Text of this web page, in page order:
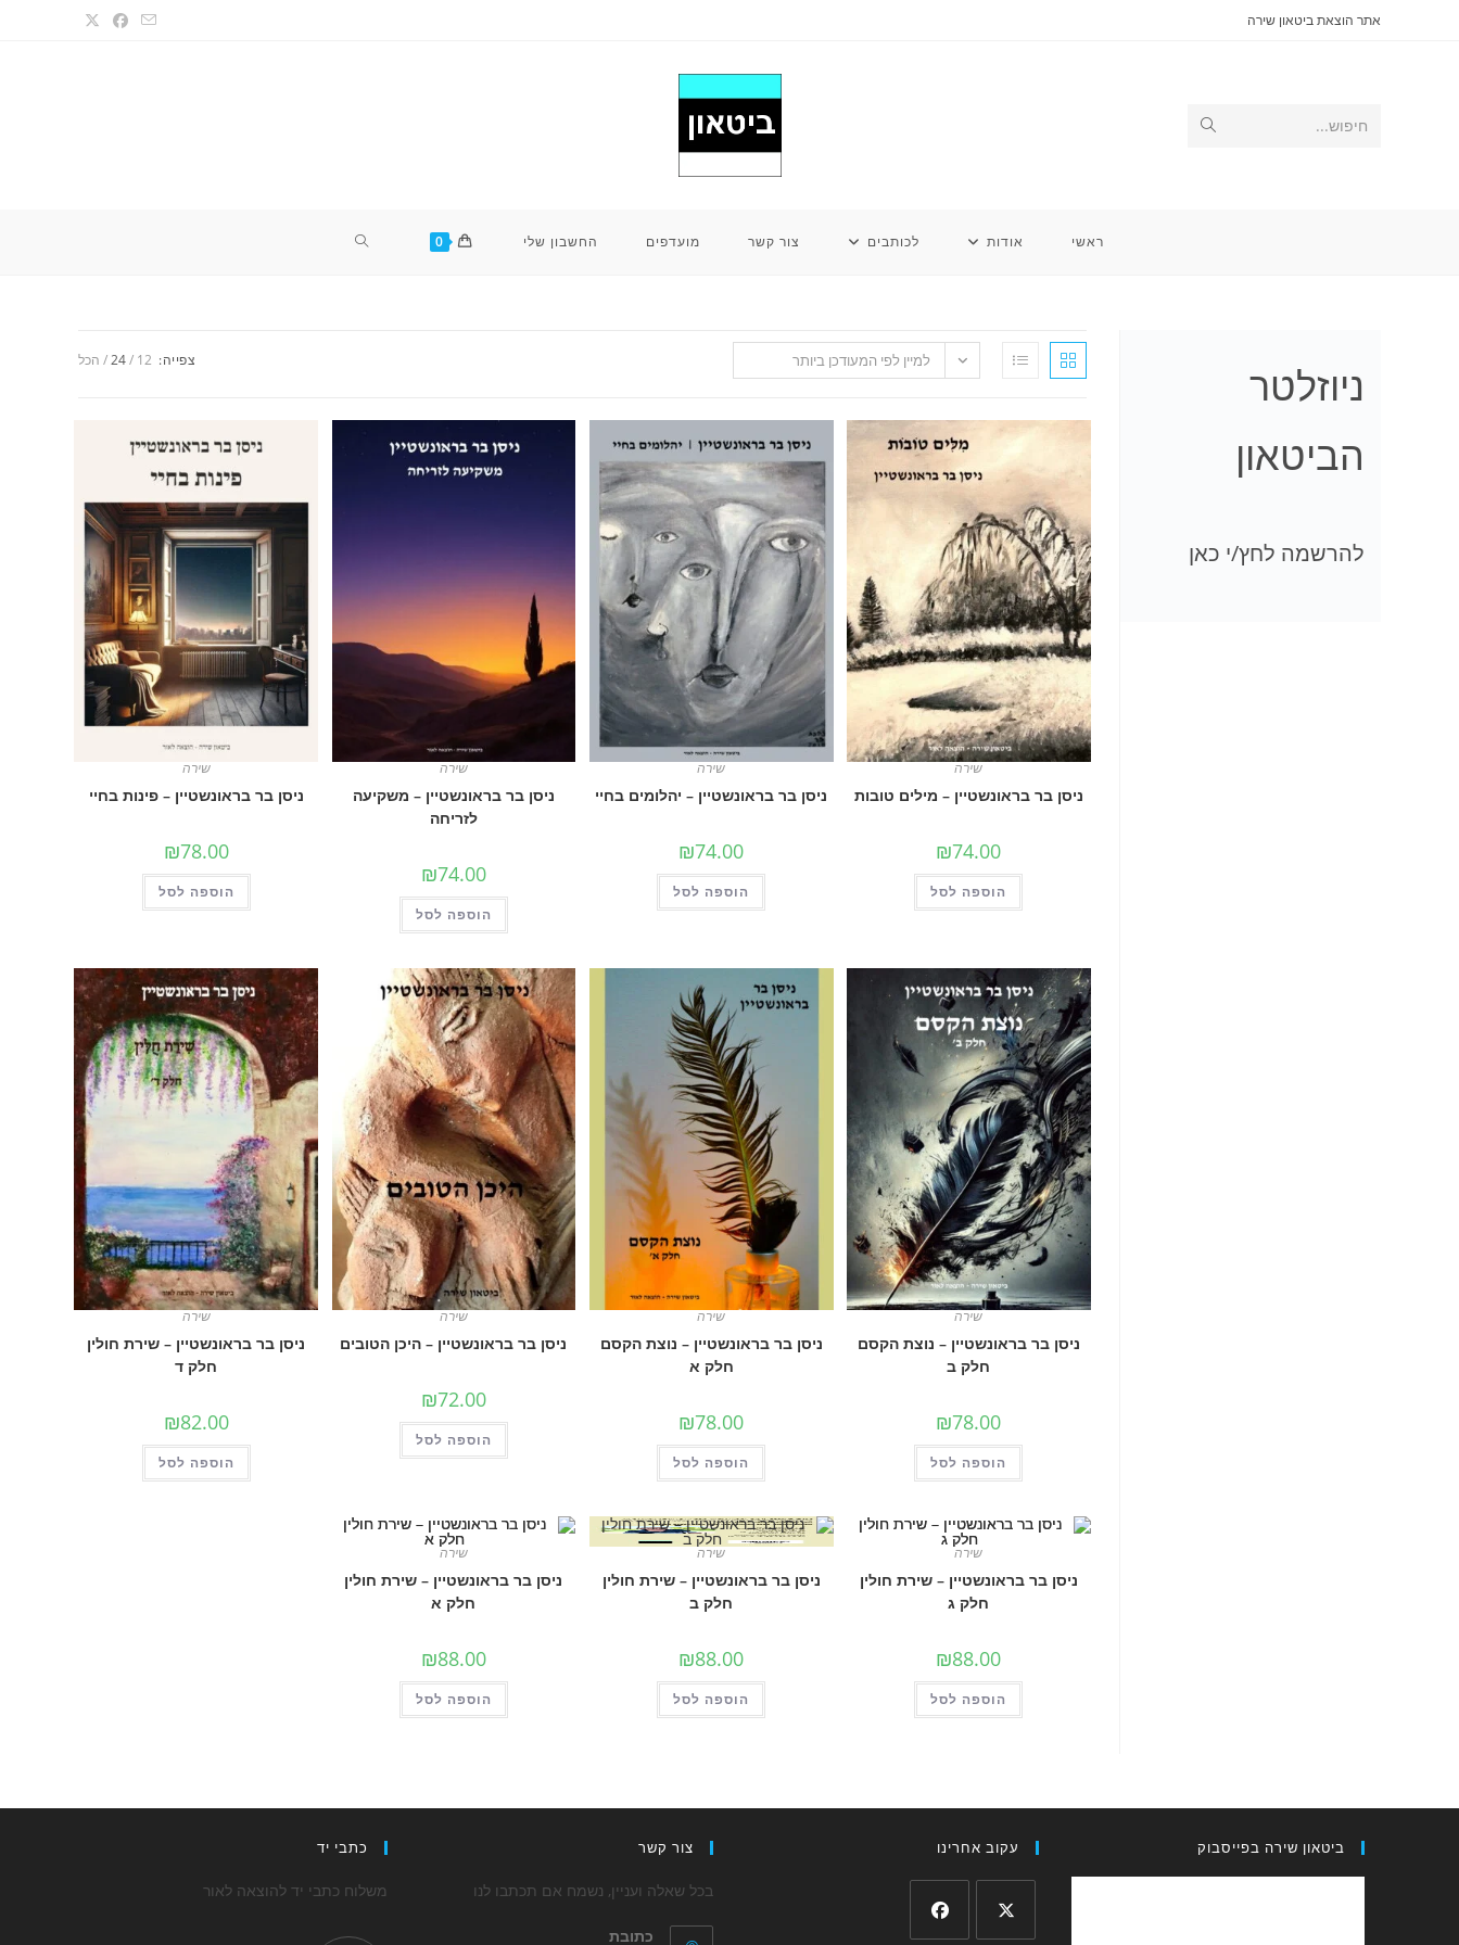
אתר הוצאת ביטאון שירה
חיפוש... Submit
ראשי אודות לכותבים צור קשר מועדפים החשבון שלי 0
TOGGLE
למיין לפי המעודכן ביותר צפייה: 12
24 הכל
שירה
ניסן בר בראונשטיין – מילים טובות
₪74.00
הוספה לסל
שירה
ניסן בר בראונשטיין – יהלומים בחיי
₪74.00
הוספה לסל
שירה
ניסן בר בראונשטיין – משקיעה
לזריחה
₪74.00
הוספה לסל
שירה
ניסן בר בראונשטיין – פינות בחיי
₪78.00
הוספה לסל
שירה
ניסן בר בראונשטיין – נוצת הקסם
חלק ב
₪78.00
הוספה לסל
שירה
ניסן בר בראונשטיין – נוצת הקסם
חלק א
₪78.00
הוספה לסל
שירה
ניסן בר בראונשטיין – היכן הטובים
₪72.00
הוספה לסל
שירה
ניסן בר בראונשטיין – שירת חולין
חלק ד
₪82.00
הוספה לסל
שירה
ניסן בר בראונשטיין – שירת חולין
חלק ג
₪88.00
הוספה לסל
שירה
ניסן בר בראונשטיין – שירת חולין
חלק ב
₪88.00
הוספה לסל
שירה
ניסן בר בראונשטיין – שירת חולין
חלק א
₪88.00
הוספה לסל
ניוזלטר
הביטאון
להרשמה לחץ/י כאן
ביטאון שירה בפייסבוק עקוב אחרינו צור קשר
בכל שאלה ועניין, נשמח אם תכתבו לנו
כתובת
כתבי יד
משלוח כתבי יד להוצאה לאור